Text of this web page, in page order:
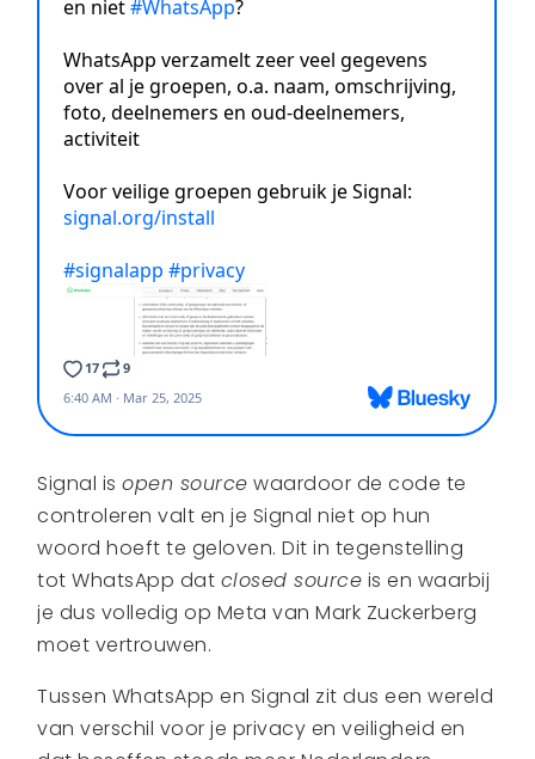
Signal isopen source waardoor de code te
controleren valt en je Signal niet op hun
woord hoeft te geloven. Dit in tegenstelling
tot WhatsApp dat closed source is en waarbij
je dus volledig op Meta van Mark Zuckerberg
moet vertrouwen.
Tussen WhatsApp en Signal zit dus een wereld
van verschil voor je privacy en veiligheid en